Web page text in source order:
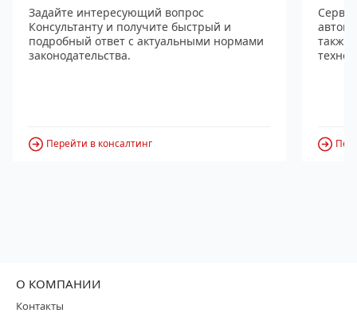
Задайте интересующий вопрос
Консультанту и получите быстрый и
подробный ответ с актуальными нормами
законодательства.
Перейти в консалтинг
также
О КОМПАНИИ
Контакты